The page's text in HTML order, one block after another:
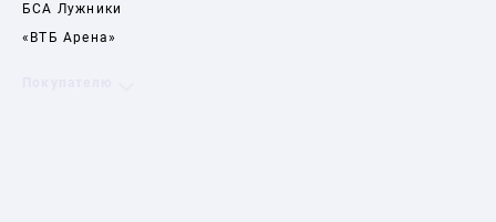
БСА Лужники
«ВТБ Арена»